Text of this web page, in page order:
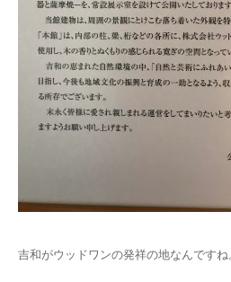
吉和がウッドワンの発祥の地なんですね